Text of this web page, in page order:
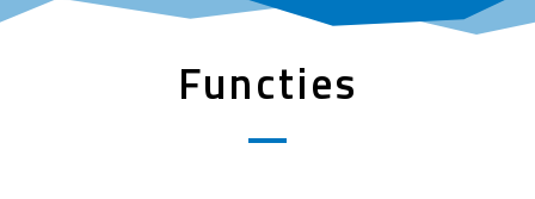
Functies